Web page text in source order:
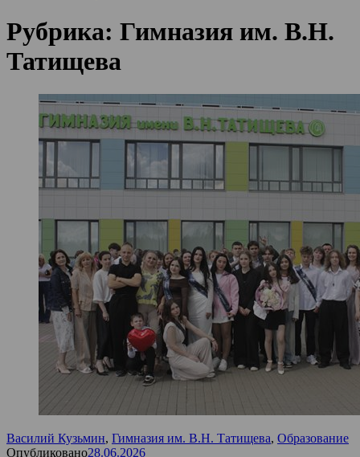
Рубрика: Гимназия им. В.Н.
Татищева
Василий Кузьмин, Гимназия им. В.Н. Татищева, Образование
Опубликовано28.06.2026